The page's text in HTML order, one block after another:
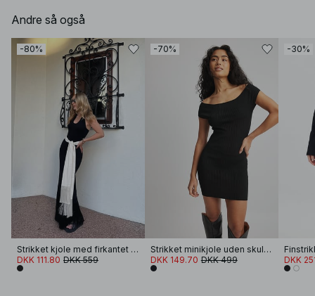
Andre så også
-80%
Strikket kjole med firkantet halsudskæring og frynser
DKK 111.80 DKK 559
-70%
Strikket minikjole uden skuldre
DKK 149.70 DKK 499
-30%
DKK